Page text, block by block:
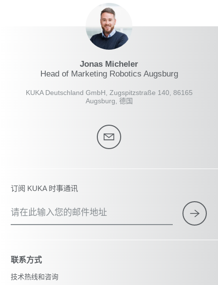
Jonas Micheler
Head of Marketing Robotics Augsburg
KUKA Deutschland GmbH, Zugspitzstraße 140, 86165
Augsburg, 德国
订阅 KUKA 时事通讯
请在此输入您的邮件地址
联系方式
技术热线和咨询